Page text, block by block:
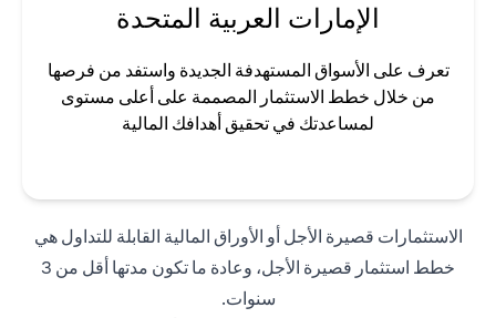
الإمارات العربية المتحدة
تعرف على الأسواق المستهدفة الجديدة واستفد من فرصها
من خلال خطط الاستثمار المصممة على أعلى مستوى
لمساعدتك في تحقيق أهدافك المالية
الاستثمارات قصيرة الأجل أو الأوراق المالية القابلة للتداول هي
خطط استثمار قصيرة الأجل، وعادة ما تكون مدتها أقل من 3
سنوات.